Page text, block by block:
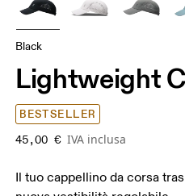
Black
Lightweight
BESTSELLER
45,00 € IVA inclusa
Il tuo cappellino da corsa